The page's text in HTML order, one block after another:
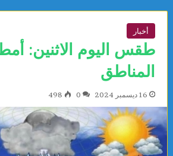
أخبار
طقس اليوم الاثنين:
المناطق
16 ديسمبر 2024 0
498